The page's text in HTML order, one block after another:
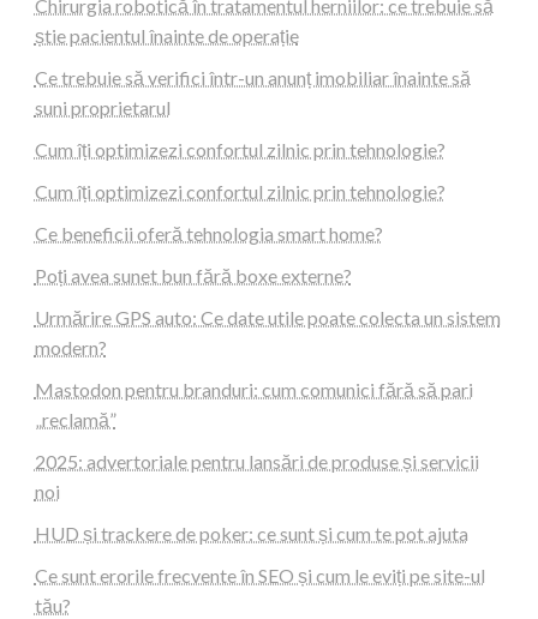
Chirurgia robotică în tratamentul herniilor: ce trebuie să
știe pacientul înainte de operație
Ce trebuie să verifici într-un anunț imobiliar înainte să
suni proprietarul
Cum îți optimizezi confortul zilnic prin tehnologie?
Cum îți optimizezi confortul zilnic prin tehnologie?
Ce beneficii oferă tehnologia smart home?
Poți avea sunet bun fără boxe externe?
Urmărire GPS auto: Ce date utile poate colecta un sistem
modern?
Mastodon pentru branduri: cum comunici fără să pari
„reclamă”
2025: advertoriale pentru lansări de produse și servicii
noi
HUD și trackere de poker: ce sunt și cum te pot ajuta
Ce sunt erorile frecvente în SEO și cum le eviți pe site-ul
tău?